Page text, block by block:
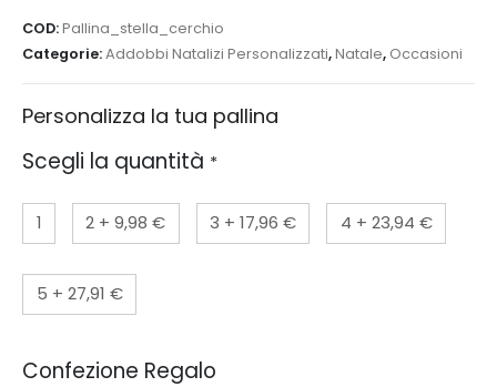
COD:Pallina_stella_cerchio
Categorie:Addobbi Natalizi Personalizzati,Natale, Occasioni
Personalizza la tua pallina
Scegli la quantità *
1 2 +9,98 € 3 + 17,96 € 4 + 23,94 €
5 + 27,91 €
Confezione Regalo